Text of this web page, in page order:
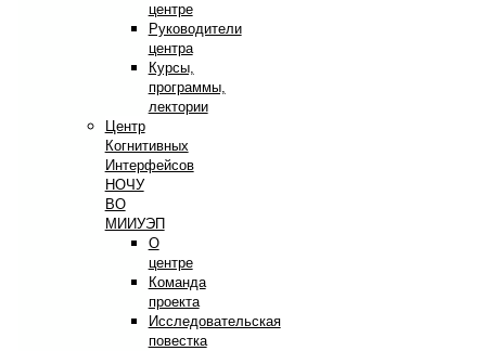
центре
Руководители
центра
Курсы,
программы,
лектории
Центр
Когнитивных
Интерфейсов
НОЧУ
ВО
МИИУЭП
О
центре
Команда
проекта
Исследовательская
повестка